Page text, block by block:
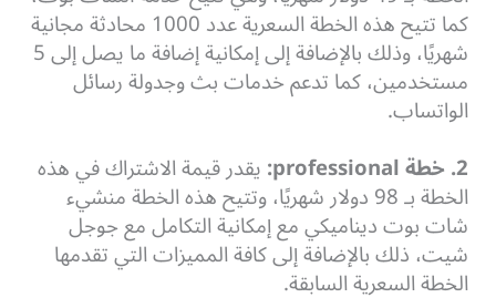
كما تتيح هذه الخطة السعرية عدد 1000 محادثة مجانية
شهريًا، وذلك بالإضافة إلى إمكانية إضافة ما يصل إلى 5
مستخدمين، كما تدعم خدمات بث وجدولة رسائل
الواتساب.
2. خطة
professional
:يقدر قيمة الاشتراك في هذه
الخطة بـ 98 دولار شهريًا، وتتيح هذه الخطة منشيء
شات بوت ديناميكي مع إمكانية التكامل مع جوجل
شيت، ذلك بالإضافة إلى كافة المميزات التي تقدمها
الخطة السعرية السابقة.